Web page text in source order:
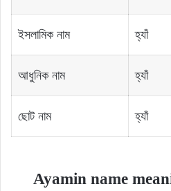
ইসলামিক নাম হ্যাঁ
আধুনিক নাম হ্যাঁ
ছোট নাম হ্যাঁ
Ayamin name